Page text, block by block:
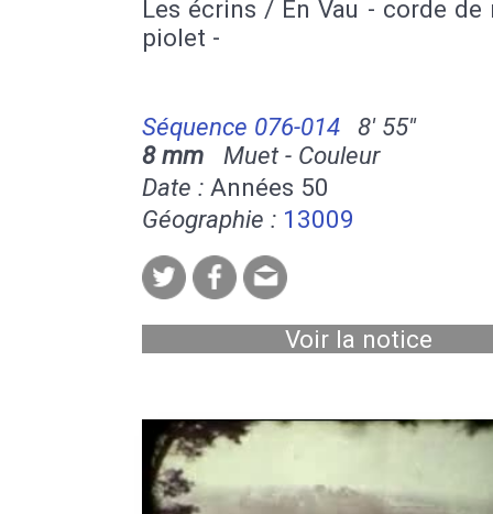
Les écrins / En Vau - corde de
piolet -
Séquence 076-014
8' 55''
8 mm Muet - Couleur
Date : Années 50
Géographie : 13009
Voir la notice